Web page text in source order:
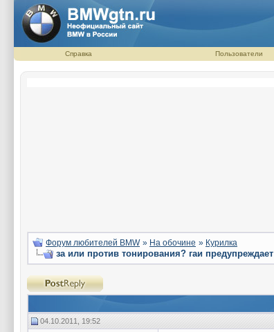
Справка Пользователи
Форум любителей BMW » На обочине » Курилка
за или против тонирования? гаи предупреждает
04.10.2011, 19:52